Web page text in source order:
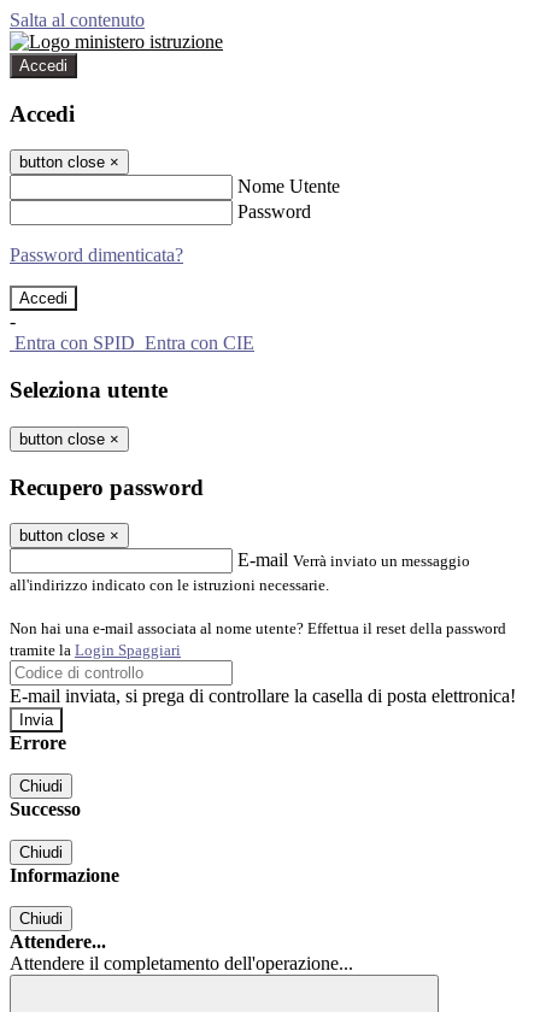
Salta al contenuto
Accedi
Accedi
button close ×
Nome Utente
Password
Password dimenticata?
-
Entra con SPID Entra con CIE
Seleziona utente
button close ×
Recupero password
button close ×
E-mail Verrà inviato un messaggio
all'indirizzo indicato con le istruzioni necessarie.
Non hai una e-mail associata al nome utente? Effettua il reset della password
tramite la Login Spaggiari
E-mail inviata, si prega di controllare la casella di posta elettronica!
Errore
Chiudi
Successo
Chiudi
Informazione
Chiudi
Attendere...
Attendere il completamento dell'operazione...